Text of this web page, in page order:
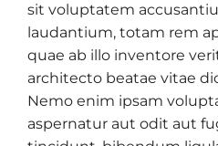
sit voluptatem
laudantium, totam rem
quae ab illo inventore
architecto beatae vitae
Nemo enim ipsam
aspernatur aut odit aut